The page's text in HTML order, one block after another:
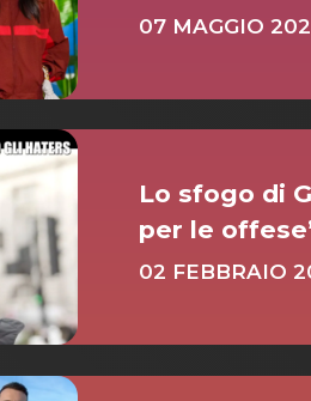
07 MAGGIO
Lo sfogo di
per le
02 FEBBRAIO